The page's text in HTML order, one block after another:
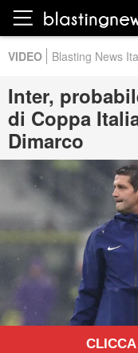
VIDEO Blasting News
Inter,
di Coppa
Dimarco